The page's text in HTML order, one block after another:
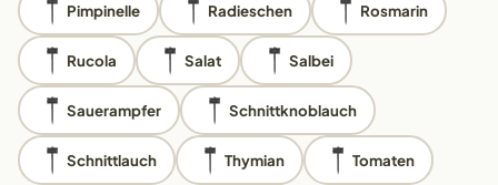
Pimpinelle Radieschen Rosmarin
Rucola Salat Salbei
Sauerampfer Schnittknoblauch
Schnittlauch Thymian Tomaten